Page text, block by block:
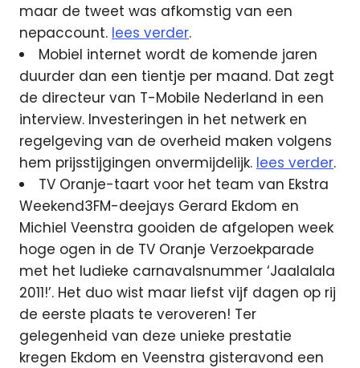
maar de tweet was afkomstig van een
nepaccount. lees verder.
Mobiel internet wordt de komende jaren
duurder dan een tientje per maand. Dat zegt
de directeur van T-Mobile Nederland in een
interview. Investeringen in het netwerk en
regelgeving van de overheid maken volgens
hem prijsstijgingen onvermijdelijk. lees verder.
TV Oranje-taart voor het team van Ekstra
Weekend3FM-deejays Gerard Ekdom en
Michiel Veenstra gooiden de afgelopen week
hoge ogen in de TV Oranje Verzoekparade
met het ludieke carnavalsnummer ‘Jaalalala
2011!’. Het duo wist maar liefst vijf dagen op rij
de eerste plaats te veroveren! Ter
gelegenheid van deze unieke prestatie
kregen Ekdom en Veenstra gisteravond een